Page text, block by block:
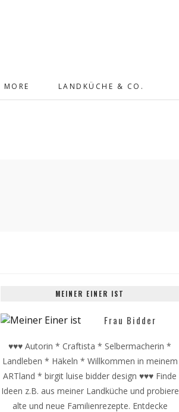
LANDKÜCHE & CO.
MEINER EINER IST
Frau Bidder
♥♥♥ Autorin * Craftista * Selbermacherin *
Landleben * Häkeln * Willkommen in meinem
ARTland * birgit luise bidder design ♥♥♥ Finde
Ideen z.B. aus meiner Landküche und probiere
alte und neue Familienrezepte. Entdecke